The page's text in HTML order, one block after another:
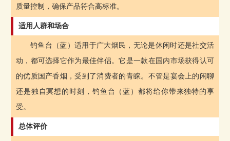
质量控制，确保产品符合高标准。
适用人群和场合
钓鱼台（蓝）适用于广大烟民，无论是休闲时还是社交活
动，都可选择它作为最佳伴侣。它是一款在国内市场获得认可
的优质国产香烟，受到了消费者的青睐。不管是宴会上的闲聊
还是独自冥想的时刻，钓鱼台（蓝）都将给你带来独特的享
受。
总体评价